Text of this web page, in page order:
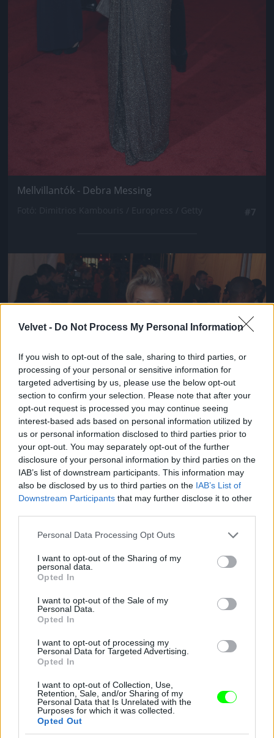
Velvet - Do Not Process My Personal Information
If you wish to opt-out of the sale, sharing to third parties, or
processing of your personal or sensitive information for
targeted advertising by us, please use the below opt-out
section to confirm your selection. Please note that after your
opt-out request is processed you may continue seeing
interest-based ads based on personal information utilized by
us or personal information disclosed to third parties prior to
your opt-out. You may separately opt-out of the further
disclosure of your personal information by third parties on the
IAB’s list of downstream participants. This information may
also be disclosed by us to third parties on the IAB’s List of
Downstream Participants that may further disclose it to other
Please note that this website/app uses one or more Google
not limited to your visit or usage behaviour. You may click to
grant or deny consent to Google and its third-party tags to
use your data for below specified purposes in below Google
consent section.
Personal Data Processing Opt Outs
I want to opt-out of the Sharing of my
personal data.
Opted In
I want to opt-out of the Sale of my
Personal Data.
Opted In
I want to opt-out of processing my
Personal Data for Targeted Advertising.
Opted In
I want to opt-out of Collection, Use,
Retention, Sale, and/or Sharing of my
Personal Data that Is Unrelated with the
Purposes for which it was collected.
Opted Out
Mellvillantók - Debra Messing
Jön még kép!
Zárt nyak - Cameron Diaz
Fotó: Nancy Kaszerman / Northfoto